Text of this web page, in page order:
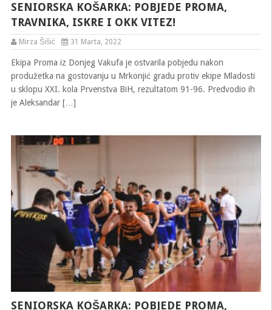
SENIORSKA KOŠARKA: POBJEDE PROMA,
TRAVNIKA, ISKRE I OKK VITEZ!
Mirza Šišić 31 Marta, 2022
Ekipa Proma iz Donjeg Vakufa je ostvarila pobjedu nakon
produžetka na gostovanju u Mrkonjić gradu protiv ekipe Mladosti
u sklopu XXI. kola Prvenstva BiH, rezultatom 91-96. Predvodio ih
je Aleksandar […]
SENIORSKA KOŠARKA: POBJEDE PROMA,